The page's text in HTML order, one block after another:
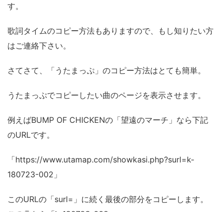
す。
歌詞タイムのコピー方法もありますので、もし知りたい方
はご連絡下さい。
さてさて、「うたまっぷ」のコピー方法はとても簡単。
うたまっぷでコピーしたい曲のページを表示させます。
例えばBUMP OF CHICKENの「望遠のマーチ」なら下記
のURLです。
「https://www.utamap.com/showkasi.php?surl=k-
180723-002」
このURLの「surl=」に続く最後の部分をコピーします。